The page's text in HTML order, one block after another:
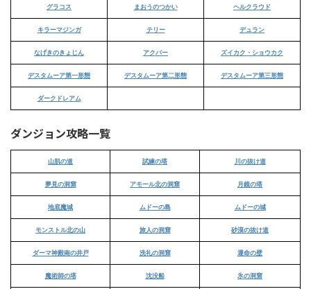
グラコス まおうのつかい ヘルクラウド
キラーマジンガ テリー デュラン
なげきのきょじん アクバー ズイカク・ショウカク
デスタムーア第一形態 デスタムーア第二形態 デスタムーア第三形態
ダークドレアム
ダンジョン攻略一覧
山肌の道 試練の塔 川の抜け道
夢見の洞窟 アモール北の洞窟 月鏡の塔
地底魔城 ムドーの島 ムドーの城
モンストル北の山 旅人の洞窟 砂漠の抜け道
ダーマ神殿南の井戸 洗礼の洞窟 運命の壁
魔術師の塔 沈没船 氷の洞窟